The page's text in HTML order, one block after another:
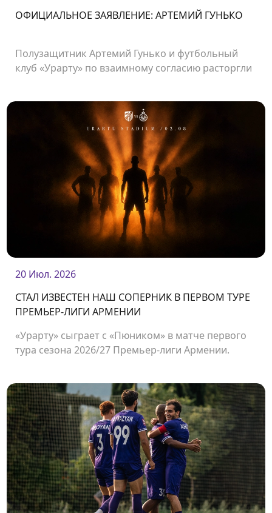
ОФИЦИАЛЬНОЕ ЗАЯВЛЕНИЕ: АРТЕМИЙ ГУНЬКО
Полузащитник Артемий Гунько и футбольный
клуб «Урарту» по взаимному согласию расторгли
20 Июл. 2026
СТАЛ ИЗВЕСТЕН НАШ СОПЕРНИК В ПЕРВОМ ТУРЕ
ПРЕМЬЕР-ЛИГИ АРМЕНИИ
«Урарту» сыграет с «Пюником» в матче первого
тура сезона 2026/27 Премьер-лиги Армении.